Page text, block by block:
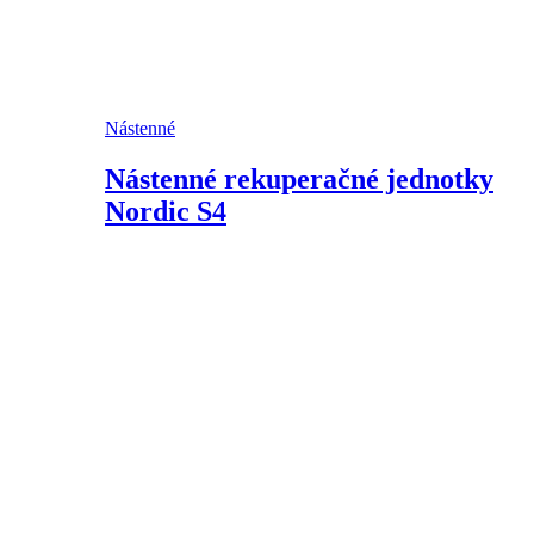
Nástenné
Nástenné rekuperačné jednotky
Nordic S4